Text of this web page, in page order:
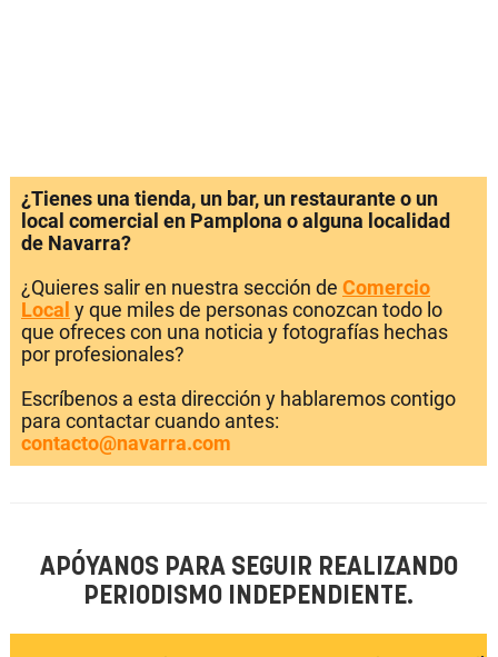
¿Tienes una tienda, un bar, un restaurante o un
local comercial en Pamplona o alguna localidad
de Navarra?
¿Quieres salir en nuestra sección de Comercio
Local y que miles de personas conozcan todo lo
que ofreces con una noticia y fotografías hechas
por profesionales?
Escríbenos a esta dirección y hablaremos contigo
para contactar cuando antes:
contacto@navarra.com
APÓYANOS PARA SEGUIR REALIZANDO
PERIODISMO INDEPENDIENTE.